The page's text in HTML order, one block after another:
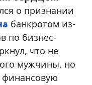
о признании
банкротом из-
по бизнес-
что не
мужчины, но
финансовую